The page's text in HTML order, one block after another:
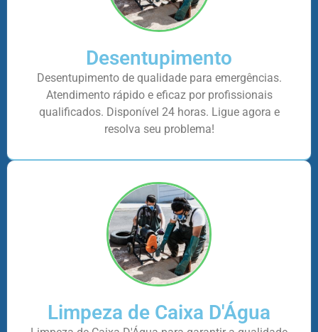
Desentupimento
Desentupimento de qualidade para emergências.
Atendimento rápido e eficaz por profissionais
qualificados. Disponível 24 horas. Ligue agora e
resolva seu problema!
Limpeza de Caixa D'Água